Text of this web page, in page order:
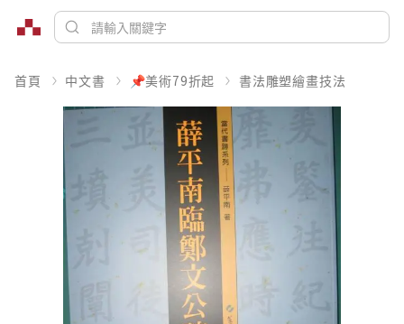
首頁 中文書 📌美術79折起 書法雕塑繪畫技法